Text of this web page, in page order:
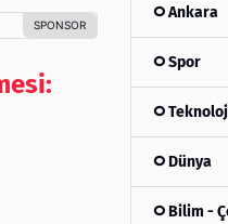
Ankara
Spor
Dünya
Bilim -